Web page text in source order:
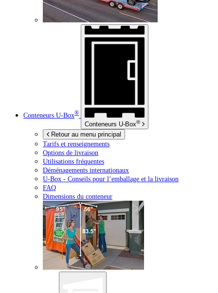
Conteneurs U-Box®
Conteneurs U-Box®
Retour au menu principal
Tarifs et renseignements
Options de livraison
Utilisations fréquentes
Déménagements internationaux
U-Box - Conseils pour l’emballage et la livraison
FAQ
Dimensions du conteneur